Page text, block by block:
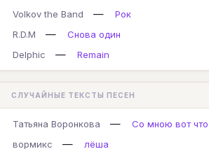
Volkov the Band
—
Рок
R.D.M
—
Снова один
Delphic
— Remain
СЛУЧАЙНЫЕ ТЕКСТЫ ПЕСЕН
Татьяна Воронкова —
Со мною вот что
вормикс
— лёша